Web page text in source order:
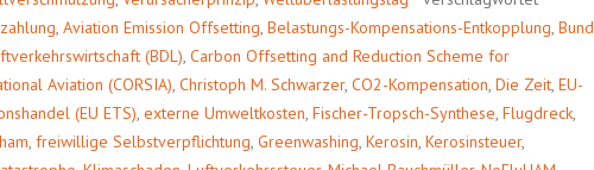
Aviation Emission Offsetting Belastungs-Kompensations-Entkopplung Bund
(BDL) Carbon Offsetting and Reduction Scheme for
Aviation (CORSIA) Christoph M. Schwarzer, CO2-Kompensation Die Zeit EU-
(EU ETS) externe Umweltkosten Fischer-Tropsch-Synthese Flugdreck
freiwillige Selbstverpflichtung Greenwashing Kerosin Kerosinsteuer,